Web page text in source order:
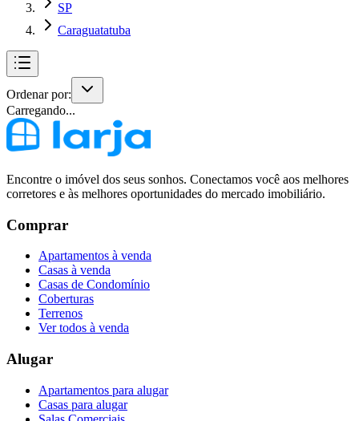
SP
Caraguatatuba
Ordenar por:
Carregando...
Encontre o imóvel dos seus sonhos. Conectamos você aos melhores
corretores e às melhores oportunidades do mercado imobiliário.
Comprar
Apartamentos à venda
Casas à venda
Casas de Condomínio
Coberturas
Terrenos
Ver todos à venda
Alugar
Apartamentos para alugar
Casas para alugar